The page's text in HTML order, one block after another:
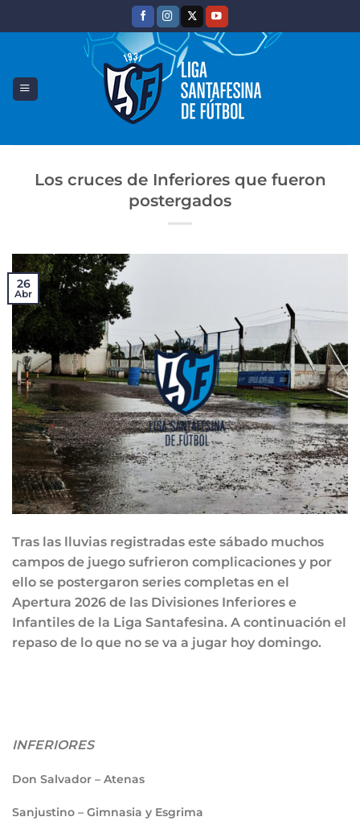
Los cruces de Inferiores que fueron
postergados
26
Abr
Tras las lluvias registradas este sábado muchos
campos de juego sufrieron complicaciones y por
ello se postergaron series completas en el
Apertura 2026 de las Divisiones Inferiores e
Infantiles de la Liga Santafesina. A continuación el
repaso de lo que no se va a jugar hoy domingo.
INFERIORES
Don Salvador – Atenas
Sanjustino – Gimnasia y Esgrima